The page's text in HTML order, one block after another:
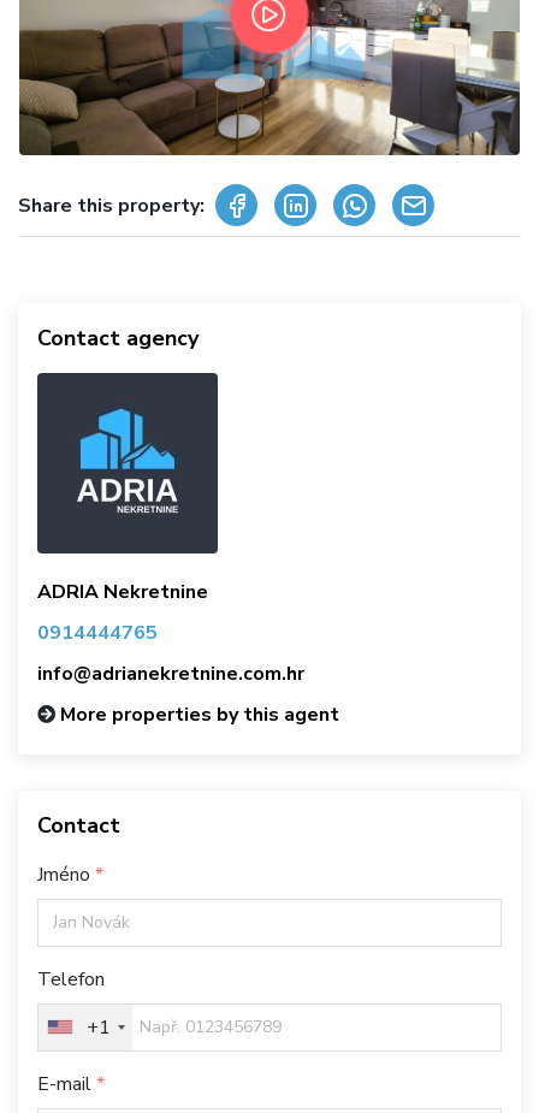
Share this property:
Contact agency
ADRIA Nekretnine
0914444765
info@adrianekretnine.com.hr
More properties by this agent
Contact
Jméno
Telefon
+1
E-mail